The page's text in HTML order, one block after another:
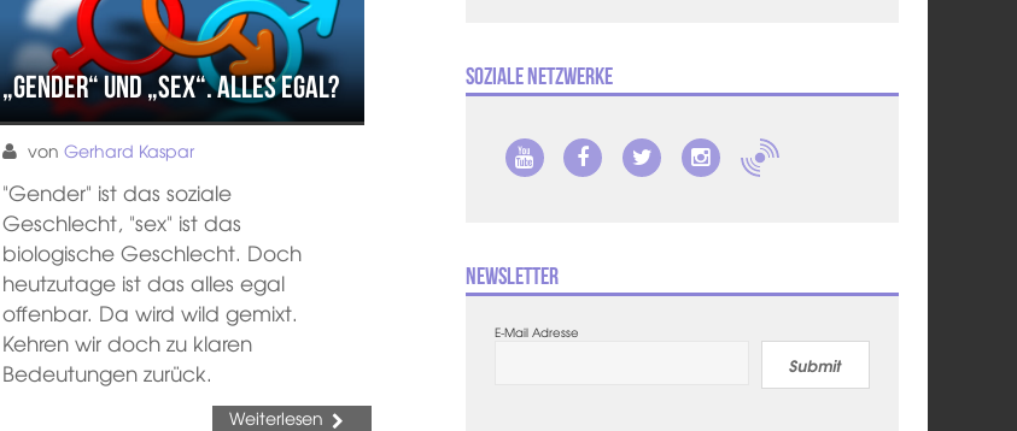
„gender“ und „sex“. Alles egal?
von Gerhard Kaspar
"Gender" ist das soziale
Geschlecht, "sex" ist das
biologische Geschlecht. Doch
heutzutage ist das alles egal
offenbar. Da wird wild gemixt.
Kehren wir doch zu klaren
Bedeutungen zurück.
Weiterlesen
Soziale Netzwerke
Newsletter
E-Mail Adresse
Submit